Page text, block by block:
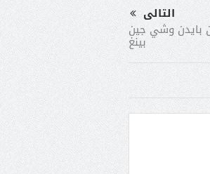
التالى
بايدن وشي جين
بينغ